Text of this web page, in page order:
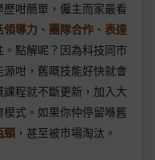
咁簡單，僱主而家最看
領導力 、 團隊合作 、 表達
。點解呢？因為科技同市
咁，舊嘅技能好快就會
課程就不斷更新，加入大
式。如果你仲停留喺舊
頸 ，甚至被市場淘汰。